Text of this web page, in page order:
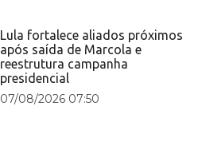
Lula fortalece aliados próximos
após saída de Marcola e
reestrutura campanha
presidencial
07/08/2026 07:50